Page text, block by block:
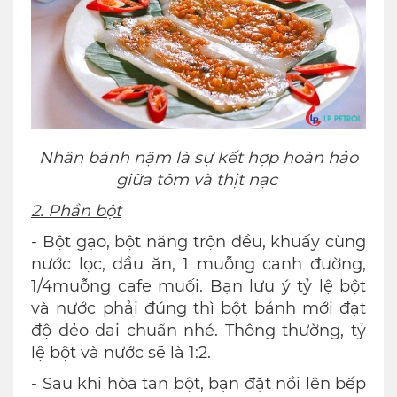
Nhân bánh nậm là sự kết hợp hoàn hảo
giữa tôm và thịt nạc
2. Phần bột
- Bột gạo, bột năng trộn đều, khuấy cùng
nước lọc, dầu ăn, 1 muỗng canh đường,
1/4muỗng cafe muối. Bạn lưu ý tỷ lệ bột
và nước phải đúng thì bột bánh mới đạt
độ dẻo dai chuẩn nhé. Thông thường, tỷ
lệ bột và nước sẽ là 1:2.
- Sau khi hòa tan bột, bạn đặt nồi lên bếp